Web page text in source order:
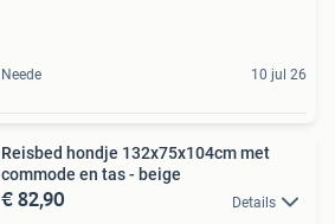
Neede 10 jul 26
Reisbed hondje 132x75x104cm met
commode en tas - beige
€ 82,90 Details